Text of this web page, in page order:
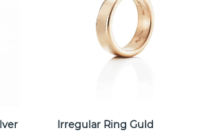
Irregular Ring Guld